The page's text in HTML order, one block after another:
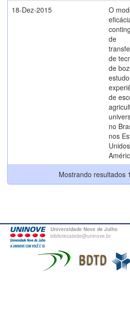
18-Dez-2015
O
de
de
de
de
no
nos
Mostrando resultados
Universidade Nove de Julho
bibliotecatede@uninove.br